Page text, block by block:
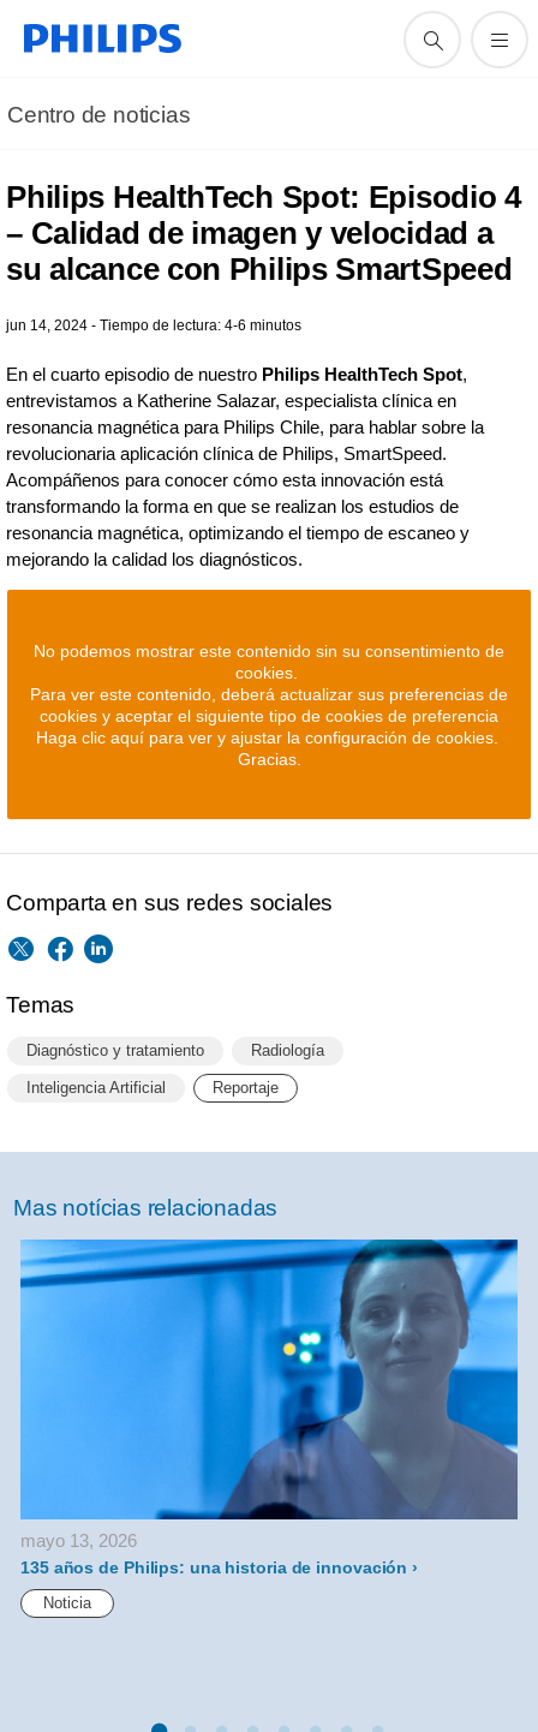
Centro de noticias
Philips HealthTech Spot: Episodio 4
– Calidad de imagen y velocidad a
su alcance con Philips SmartSpeed
jun 14, 2024 - Tiempo de lectura: 4-6 minutos
En el cuarto episodio de nuestro Philips HealthTech Spot,
entrevistamos a Katherine Salazar, especialista clínica en
resonancia magnética para Philips Chile, para hablar sobre la
revolucionaria aplicación clínica de Philips, SmartSpeed.
Acompáñenos para conocer cómo esta innovación está
transformando la forma en que se realizan los estudios de
resonancia magnética, optimizando el tiempo de escaneo y
mejorando la calidad los diagnósticos.
No podemos mostrar este contenido sin su consentimiento de
cookies.
Para ver este contenido, deberá actualizar sus preferencias de
cookies y aceptar el siguiente tipo de cookies de preferencia
Haga clic aquí para ver y ajustar la configuración de cookies.
Gracias.
Comparta en sus redes sociales
Temas
Diagnóstico y tratamiento Radiología
Inteligencia Artificial Reportaje
Mas notícias relacionadas
mayo 13, 2026
135 años de Philips: una historia de innovación
Noticia